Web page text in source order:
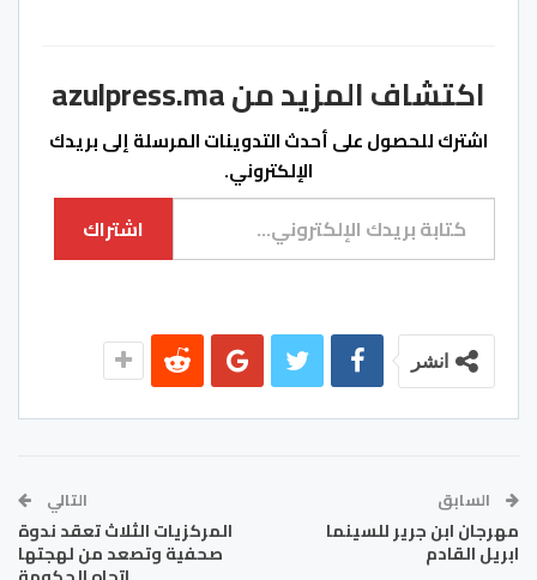
اكتشاف المزيد من azulpress.ma
اشترك للحصول على أحدث التدوينات المرسلة إلى بريدك
الإلكتروني.
كتابة بريدك الإلكتروني...
اشتراك
انشر
السابق
مهرجان ابن جرير للسينما
ابريل القادم
التالي
المركزيات الثلاث تعقد ندوة
صحفية وتصعد من لهجتها